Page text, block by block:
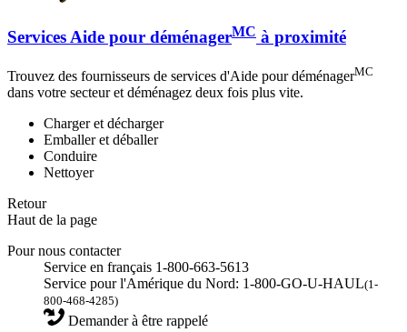
Services Aide pour déménagerMC à proximité
Trouvez des fournisseurs de services d'Aide pour déménagerMC
dans votre secteur et déménagez deux fois plus vite.
Charger et décharger
Emballer et déballer
Conduire
Nettoyer
Retour
Haut de la page
Pour nous contacter
Service en français 1-800-663-5613
Service pour l'Amérique du Nord: 1-800-GO-U-HAUL(1-
800-468-4285)
Demander à être rappelé